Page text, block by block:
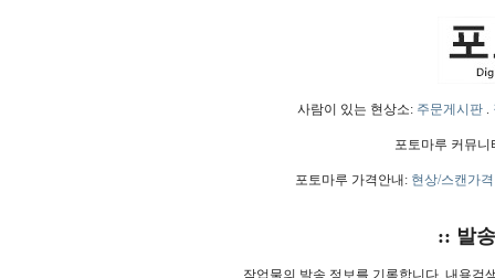
사람이 있는 현상소: 주문게시판.
포토마루 커뮤
포토마루 가격안내: 현상/스캔가격
:: 발
작업물의 발송 정보를 기록합니다. 내용검